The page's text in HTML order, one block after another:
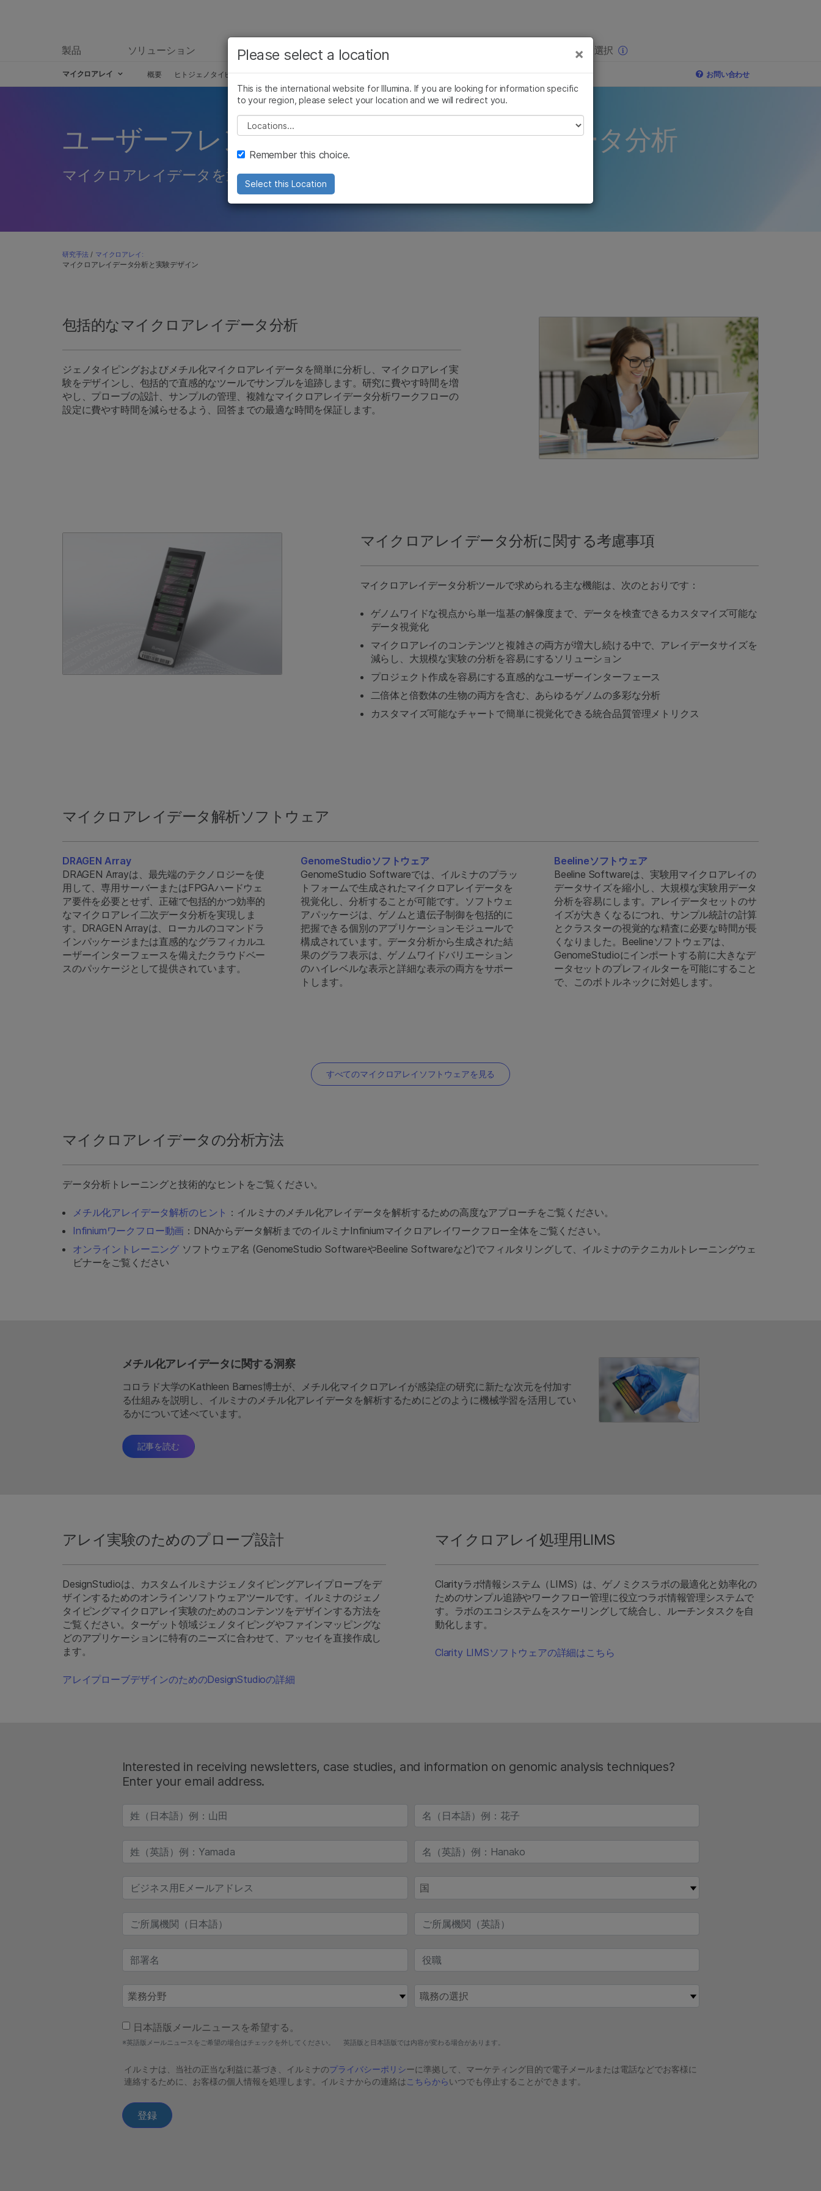
製品 ソリューション ラーニング 企業情報 お気に入りの分野を選択
マイクロアレイ 概要 ヒトジェノタイピングアレイ 非ヒトジェノタイピングアレイ メチル化アレイ解析 マイクロアレイデータ分析 お問い合わせ
ユーザーフレンドリーなマイクロアレイデータ分析
マイクロアレイデータを迅速かつ簡単に意味のある結果に変換
研究手法 / マイクロアレイ:
マイクロアレイデータ分析と実験デザイン
包括的なマイクロアレイデータ分析
ジェノタイピングおよびメチル化マイクロアレイデータを簡単に分析し、マイクロアレイ実
験をデザインし、包括的で直感的なツールでサンプルを追跡します。研究に費やす時間を増
やし、プローブの設計、サンプルの管理、複雑なマイクロアレイデータ分析ワークフローの
設定に費やす時間を減らせるよう、回答までの最適な時間を保証します。
マイクロアレイデータ分析に関する考慮事項
マイクロアレイデータ分析ツールで求められる主な機能は、次のとおりです：
ゲノムワイドな視点から単一塩基の解像度まで、データを検査できるカスタマイズ可能な
データ視覚化
マイクロアレイのコンテンツと複雑さの両方が増大し続ける中で、アレイデータサイズを
減らし、大規模な実験の分析を容易にするソリューション
プロジェクト作成を容易にする直感的なユーザーインターフェース
二倍体と倍数体の生物の両方を含む、あらゆるゲノムの多彩な分析
カスタマイズ可能なチャートで簡単に視覚化できる統合品質管理メトリクス
マイクロアレイデータ解析ソフトウェア
DRAGEN Array
DRAGEN Arrayは、最先端のテクノロジーを使
用して、専用サーバーまたはFPGAハードウェ
ア要件を必要とせず、正確で包括的かつ効率的
なマイクロアレイ二次データ分析を実現しま
す。DRAGEN Arrayは、ローカルのコマンドラ
インパッケージまたは直感的なグラフィカルユ
ーザーインターフェースを備えたクラウドベー
スのパッケージとして提供されています。
GenomeStudioソフトウェア
GenomeStudio Softwareでは、イルミナのプラッ
トフォームで生成されたマイクロアレイデータを
視覚化し、分析することが可能です。ソフトウェ
アパッケージは、ゲノムと遺伝子制御を包括的に
把握できる個別のアプリケーションモジュールで
構成されています。データ分析から生成された結
果のグラフ表示は、ゲノムワイドバリエーション
のハイレベルな表示と詳細な表示の両方をサポー
トします。
Beelineソフトウェア
Beeline Softwareは、実験用マイクロアレイの
データサイズを縮小し、大規模な実験用データ
分析を容易にします。アレイデータセットのサ
イズが大きくなるにつれ、サンプル統計の計算
とクラスターの視覚的な精査に必要な時間が長
くなりました。Beelineソフトウェアは、
GenomeStudioにインポートする前に大きなデ
ータセットのプレフィルターを可能にすること
で、このボトルネックに対処します。
すべてのマイクロアレイソフトウェアを見る
マイクロアレイデータの分析方法
データ分析トレーニングと技術的なヒントをご覧ください。
メチル化アレイデータ解析のヒント ：イルミナのメチル化アレイデータを解析するための高度なアプローチをご覧ください。
Infiniumワークフロー動画 ：DNAからデータ解析までのイルミナInfiniumマイクロアレイワークフロー全体をご覧ください。
オンライントレーニング ソフトウェア名 (GenomeStudio SoftwareやBeeline Softwareなど)でフィルタリングして、イルミナのテクニカルトレーニングウェ
ビナーをご覧ください
メチル化アレイデータに関する洞察
コロラド大学のKathleen Barnes博士が、メチル化マイクロアレイが感染症の研究に新たな次元を付加す
る仕組みを説明し、イルミナのメチル化アレイデータを解析するためにどのように機械学習を活用してい
るかについて述べています。
記事を読む
アレイ実験のためのプローブ設計
DesignStudioは、カスタムイルミナジェノタイピングアレイプローブをデ
ザインするためのオンラインソフトウェアツールです。イルミナのジェノ
タイピングマイクロアレイ実験のためのコンテンツをデザインする方法を
ご覧ください。ターゲット領域ジェノタイピングやファインマッピングな
どのアプリケーションに特有のニーズに合わせて、アッセイを直接作成し
ます。
アレイプローブデザインのためのDesignStudioの詳細
マイクロアレイ処理用LIMS
Clarityラボ情報システム（LIMS）は、ゲノミクスラボの最適化と効率化の
ためのサンプル追跡やワークフロー管理に役立つラボ情報管理システムで
す。ラボのエコシステムをスケーリングして統合し、ルーチンタスクを自
動化します。
Clarity LIMSソフトウェアの詳細はこちら
Interested in receiving newsletters, case studies, and information on genomic analysis techniques?
Enter your email address.
×
Please select a location
This is the international website for Illumina. If you are looking for information specific
to your region, please select your location and we will redirect you.
Please select a location
Remember this choice.
Select this Location
お気に入りの分野を選択すると、関連性の高いコンテン
ツへのリンクが表示されます:
×
微生物研究
複雑な疾患
生殖医学